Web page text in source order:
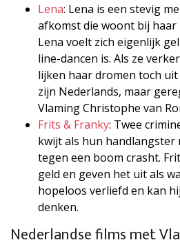
Lena: Lena is een stevig
afkomst die woont bij haar
Lena voelt zich eigenlijk
line-dancen is. Als ze
lijken haar dromen toch
zijn Nederlands, maar
Vlaming Christophe van
Frits & Franky: Twee
kwijt als hun handlangster
tegen een boom crasht.
geld en geven het uit als
hopeloos verliefd en kan
denken.
Nederlandse films met